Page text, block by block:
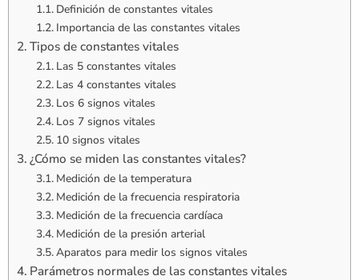
Definición de constantes vitales
Importancia de las constantes vitales
Tipos de constantes vitales
Las 5 constantes vitales
Las 4 constantes vitales
Los 6 signos vitales
Los 7 signos vitales
10 signos vitales
¿Cómo se miden las constantes vitales?
Medición de la temperatura
Medición de la frecuencia respiratoria
Medición de la frecuencia cardíaca
Medición de la presión arterial
Aparatos para medir los signos vitales
Parámetros normales de las constantes vitales